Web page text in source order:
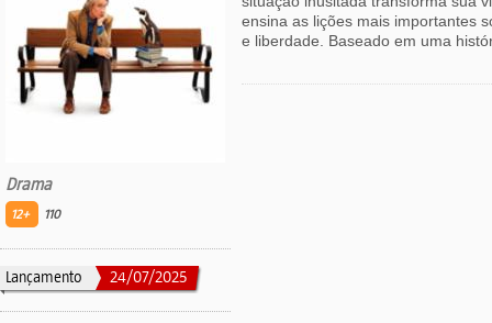
Drama
12+ 110
Lançamento 24/07/2025
ensina as lições mais importantes
e liberdade. Baseado em uma